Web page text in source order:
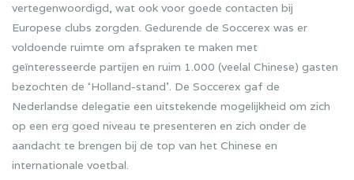
vertegenwoordigd, wat ook voor goede contacten bij
Europese clubs zorgden. Gedurende de Soccerex was er
voldoende ruimte om afspraken te maken met
geïnteresseerde partijen en ruim 1.000 (veelal Chinese) gasten
bezochten de ‘Holland-stand’. De Soccerex gaf de
Nederlandse delegatie een uitstekende mogelijkheid om zich
op een erg goed niveau te presenteren en zich onder de
aandacht te brengen bij de top van het Chinese en
internationale voetbal.